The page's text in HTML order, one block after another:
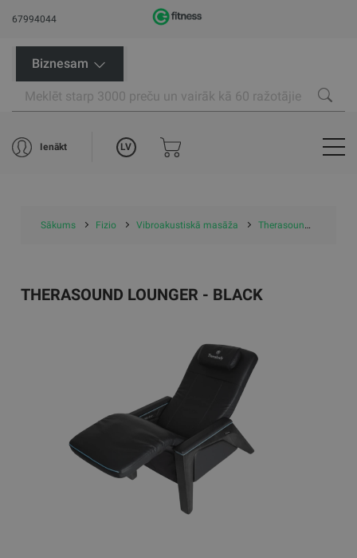
67994044
Biznesam
Ienākt LV
Sākums Fizio Vibroakustiskā masāža Therasound Lounger - Black
THERASOUND LOUNGER - BLACK